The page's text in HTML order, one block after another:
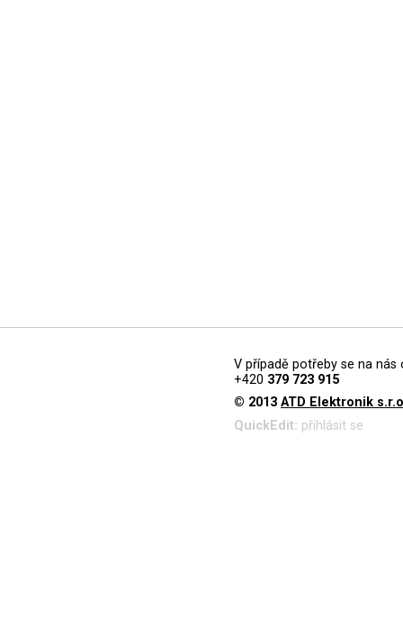
V případě potřeby se na
+420 379 723 915
© 2013 ATD Elektronik
QuickEdit: přihlásit se